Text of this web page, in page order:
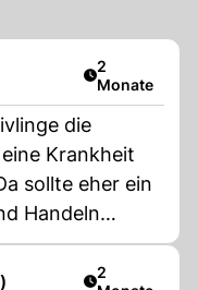
Artikel
2
Monate
die
Krankheit
sollte eher ein
Handeln
Artikel
2